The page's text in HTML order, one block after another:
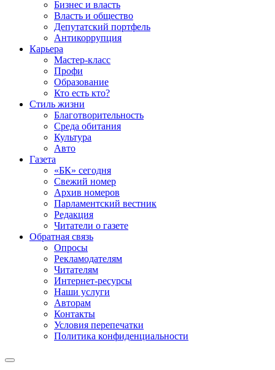
Бизнес и власть
Власть и общество
Депутатский портфель
Антикоррупция
Карьера
Мастер-класс
Профи
Образование
Кто есть кто?
Стиль жизни
Благотворительность
Среда обитания
Культура
Авто
Газета
«БК» сегодня
Свежий номер
Архив номеров
Парламентский вестник
Редакция
Читатели о газете
Обратная связь
Опросы
Рекламодателям
Читателям
Интернет-ресурсы
Наши услуги
Авторам
Контакты
Условия перепечатки
Политика конфиденциальности